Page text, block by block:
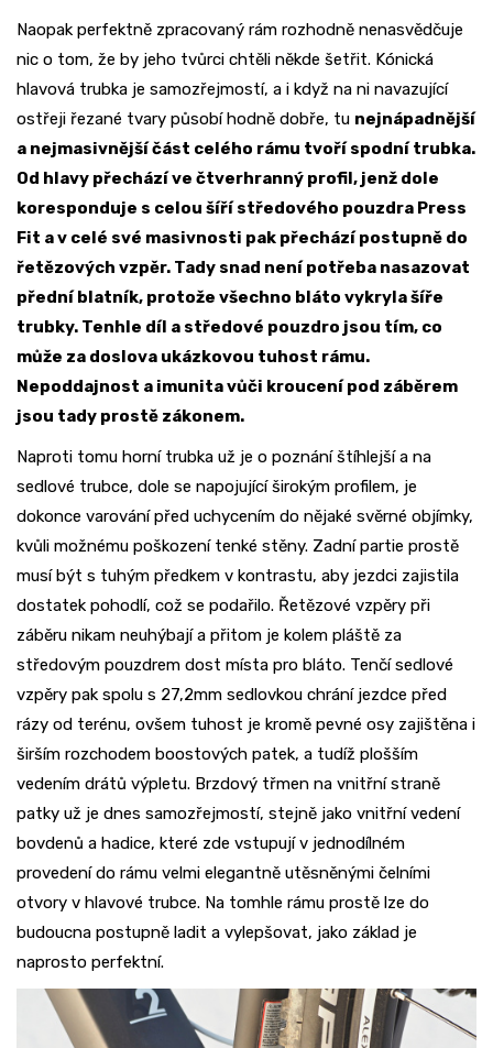
Naopak perfektně zpracovaný rám rozhodně nenasvědčuje
nic o tom, že by jeho tvůrci chtěli někde šetřit. Kónická
hlavová trubka je samozřejmostí, a i když na ni navazující
ostřeji řezané tvary působí hodně dobře, tu nejnápadnější
a nejmasivnější část celého rámu tvoří spodní trubka.
Od hlavy přechází ve čtverhranný profil, jenž dole
koresponduje s celou šíří středového pouzdra Press
Fit a v celé své masivnosti pak přechází postupně do
řetězových vzpěr. Tady snad není potřeba nasazovat
přední blatník, protože všechno bláto vykryla šíře
trubky. Tenhle díl a středové pouzdro jsou tím, co
může za doslova ukázkovou tuhost rámu.
Nepoddajnost a imunita vůči kroucení pod záběrem
jsou tady prostě zákonem.
Naproti tomu horní trubka už je o poznání štíhlejší a na
sedlové trubce, dole se napojující širokým profilem, je
dokonce varování před uchycením do nějaké svěrné objímky,
kvůli možnému poškození tenké stěny. Zadní partie prostě
musí být s tuhým předkem v kontrastu, aby jezdci zajistila
dostatek pohodlí, což se podařilo. Řetězové vzpěry při
záběru nikam neuhýbají a přitom je kolem pláště za
středovým pouzdrem dost místa pro bláto. Tenčí sedlové
vzpěry pak spolu s 27,2mm sedlovkou chrání jezdce před
rázy od terénu, ovšem tuhost je kromě pevné osy zajištěna i
širším rozchodem boostových patek, a tudíž plošším
vedením drátů výpletu. Brzdový třmen na vnitřní straně
patky už je dnes samozřejmostí, stejně jako vnitřní vedení
bovdenů a hadice, které zde vstupují v jednodílném
provedení do rámu velmi elegantně utěsněnými čelními
otvory v hlavové trubce. Na tomhle rámu prostě lze do
budoucna postupně ladit a vylepšovat, jako základ je
naprosto perfektní.